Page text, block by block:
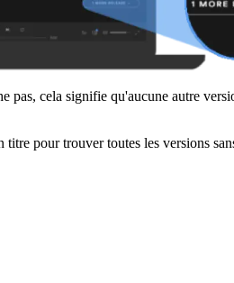
pas, cela signifie qu'aucune autre
pour trouver toutes les versions